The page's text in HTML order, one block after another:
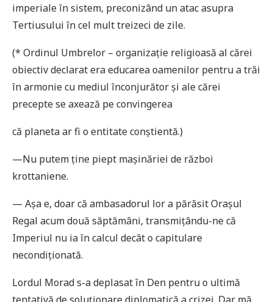
imperiale în sistem, preconizând un atac asupra
Tertiusului în cel mult treizeci de zile.
(* Ordinul Umbrelor – organizaţie religioasă al cărei
obiectiv declarat era educarea oamenilor pentru a trăi
în armonie cu mediul înconjurător și ale cărei
precepte se axează pe convingerea
că planeta ar fi o entitate conștientă.)
—Nu putem ţine piept mașinăriei de război
krottaniene.
— Așa e, doar că ambasadorul lor a părăsit Orașul
Regal acum două săptămâni, transmiţându-ne că
Imperiul nu ia în calcul decât o capitulare
necondiţionată.
Lordul Morad s-a deplasat în Den pentru o ultimă